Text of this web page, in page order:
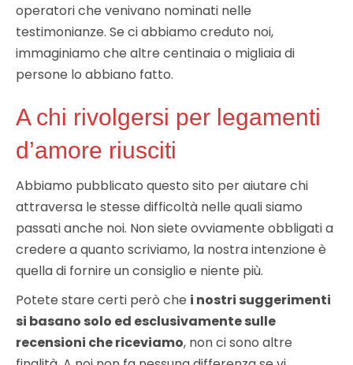
operatori che venivano nominati nelle
testimonianze. Se ci abbiamo creduto noi,
immaginiamo che altre centinaia o migliaia di
persone lo abbiano fatto.
A chi rivolgersi per legamenti
d’amore riusciti
Abbiamo pubblicato questo sito per aiutare chi
attraversa le stesse difficoltà nelle quali siamo
passati anche noi. Non siete ovviamente obbligati a
credere a quanto scriviamo, la nostra intenzione è
quella di fornire un consiglio e niente più.
Potete stare certi però che i nostri suggerimenti
si basano solo ed esclusivamente sulle
recensioni che riceviamo, non ci sono altre